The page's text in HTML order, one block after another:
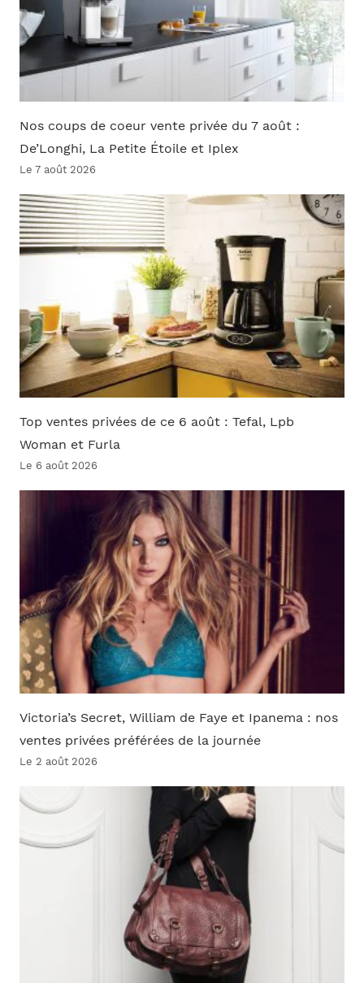
Nos coups de coeur vente privée du 7 août :
De’Longhi, La Petite Étoile et Iplex
Le 7 août 2026
Top ventes privées de ce 6 août : Tefal, Lpb
Woman et Furla
Le 6 août 2026
Victoria’s Secret, William de Faye et Ipanema : nos
ventes privées préférées de la journée
Le 2 août 2026